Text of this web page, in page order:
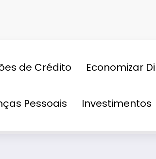
de Crédito Economizar
Pessoais Investimentos
Página inicial Investimentos